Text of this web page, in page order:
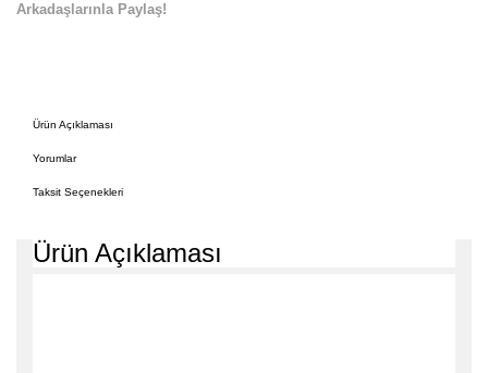
Arkadaşlarınla Paylaş!
Ürün Açıklaması
Yorumlar
Taksit Seçenekleri
Ürün Açıklaması